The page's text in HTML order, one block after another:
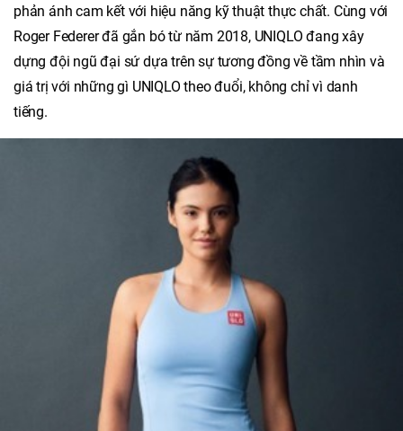
phản ánh cam kết với hiệu năng kỹ thuật thực chất. Cùng với
Roger Federer đã gắn bó từ năm 2018, UNIQLO đang xây
dựng đội ngũ đại sứ dựa trên sự tương đồng về tầm nhìn và
giá trị với những gì UNIQLO theo đuổi, không chỉ vì danh
tiếng.